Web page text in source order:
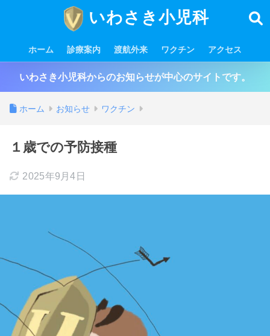
いわさき小児科
ホーム 診療案内 渡航外来 ワクチン アクセス
いわさき小児科からのお知らせが中心のサイトです。
ホーム お知らせ ワクチン
１歳での予防接種
2025年9月4日